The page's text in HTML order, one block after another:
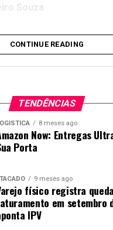
Souza
José Marques
CONTINUE READING
TENDÊNCIAS
8 meses ago
Now: Entregas
Porta
9 meses ago
físico registra
em setembro
IPV